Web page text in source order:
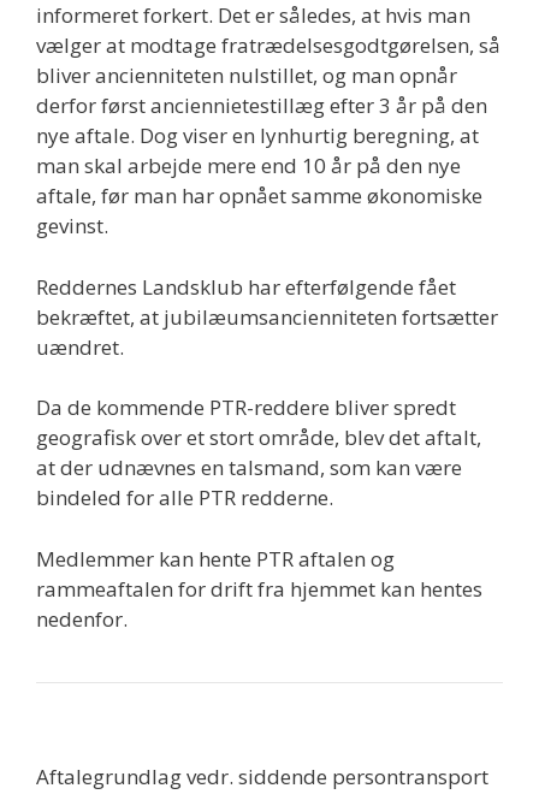
informeret forkert. Det er således, at hvis man
vælger at modtage fratrædelsesgodtgørelsen, så
bliver ancienniteten nulstillet, og man opnår
derfor først anciennietestillæg efter 3 år på den
nye aftale. Dog viser en lynhurtig beregning, at
man skal arbejde mere end 10 år på den nye
aftale, før man har opnået samme økonomiske
gevinst.
Reddernes Landsklub har efterfølgende fået
bekræftet, at jubilæumsancienniteten fortsætter
uændret.
Da de kommende PTR-reddere bliver spredt
geografisk over et stort område, blev det aftalt,
at der udnævnes en talsmand, som kan være
bindeled for alle PTR redderne.
Medlemmer kan hente PTR aftalen og
rammeaftalen for drift fra hjemmet kan hentes
nedenfor.
Aftalegrundlag vedr. siddende persontransport